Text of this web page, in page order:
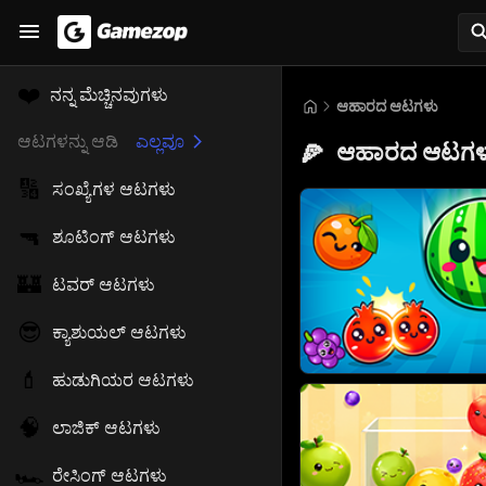
❤️ ನನ್ನ ಮೆಚ್ಚಿನವುಗಳು
ಆಟಗಳನ್ನು ಆಡಿ ಎಲ್ಲವೂ
🔢 ಸಂಖ್ಯೆಗಳ ಆಟಗಳು
🔫 ಶೂಟಿಂಗ್ ಆಟಗಳು
🏰 ಟವರ್ ಆಟಗಳು
😎 ಕ್ಯಾಶುಯಲ್ ಆಟಗಳು
💄 ಹುಡುಗಿಯರ ಆಟಗಳು
🧠 ಲಾಜಿಕ್ ಆಟಗಳು
🏎️ ರೇಸಿಂಗ್ ಆಟಗಳು
ಆಹಾರದ ಆಟಗಳು
🍕 ಆಹಾರದ